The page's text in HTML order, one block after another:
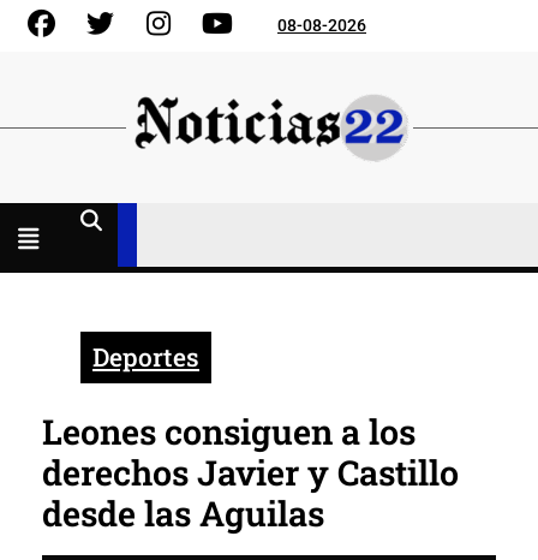
Skip
FacebookGorjeo InstagramYouTube08-08-2026
Deportes
Leones consiguen a los
derechos Javier y Castillo
desde las Aguilas